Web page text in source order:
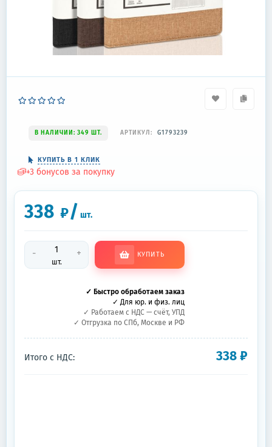
В НАЛИЧИИ: 349 ШТ. АРТИКУЛ: G1793239
КУПИТЬ В 1 КЛИК
+3 бонусов за покупку
338 ₽/ шт.
-
шт.
+ КУПИТЬ
✓ Быстро обработаем заказ
✓ Для юр. и физ. лиц
✓ Работаем с НДС — счёт, УПД
✓ Отгрузка по СПб, Москве и РФ
Итого с НДС: 338₽